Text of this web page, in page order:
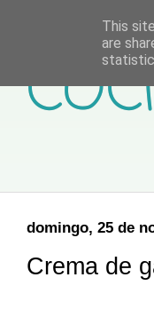
domingo, 25 de
Crema de
This
are